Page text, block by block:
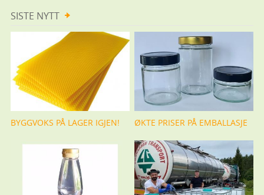
SISTE NYTT
BYGGVOKS PÅ LAGER IGJEN! ØKTE PRISER PÅ EMBALLASJE